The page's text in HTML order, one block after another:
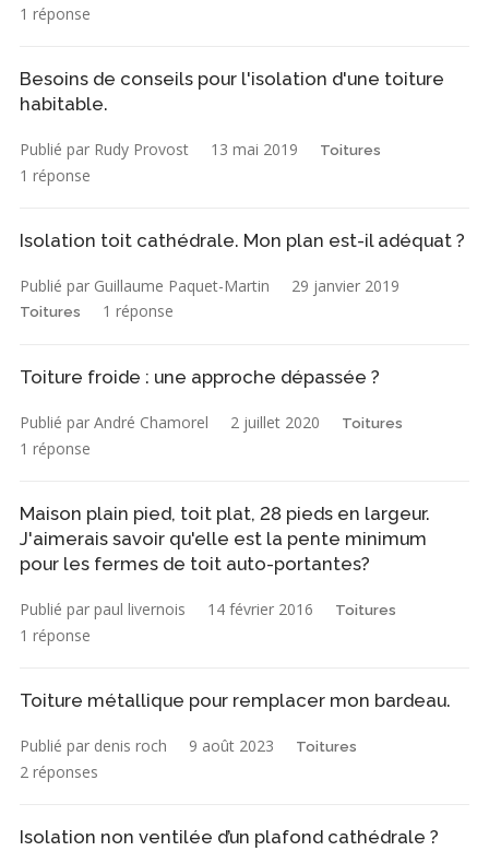
1 réponse
Besoins de conseils pour l'isolation d'une toiture
habitable.
Publié par Rudy Provost 13 mai 2019 Toitures
1 réponse
Isolation toit cathédrale. Mon plan est-il adéquat ?
Publié par Guillaume Paquet-Martin 29 janvier 2019
Toitures 1 réponse
Toiture froide : une approche dépassée ?
Publié par André Chamorel 2 juillet 2020 Toitures
1 réponse
Maison plain pied, toit plat, 28 pieds en largeur.
J'aimerais savoir qu'elle est la pente minimum
pour les fermes de toit auto-portantes?
Publié par paul livernois 14 février 2016 Toitures
1 réponse
Toiture métallique pour remplacer mon bardeau.
Publié par denis roch 9 août 2023 Toitures
2 réponses
Isolation non ventilée d’un plafond cathédrale ?